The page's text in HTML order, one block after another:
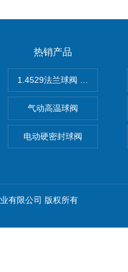
热销产品
1.4529法兰球阀 不锈钢球阀
气动高温球阀
电动硬密封球阀
有限公司 版权所有